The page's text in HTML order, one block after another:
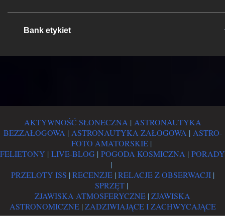
Bank etykiet
AKTYWNOŚĆ SŁONECZNA | ASTRONAUTYKA
BEZZAŁOGOWA | ASTRONAUTYKA ZAŁOGOWA | ASTRO-
FOTO AMATORSKIE|
FELIETONY | LIVE-BLOG | POGODA KOSMICZNA | PORADY
|
PRZELOTY ISS | RECENZJE| RELACJE Z OBSERWACJI|
SPRZĘT|
ZJAWISKA ATMOSFERYCZNE | ZJAWISKA
ASTRONOMICZNE| ZADZIWIAJĄCE I ZACHWYCAJĄCE